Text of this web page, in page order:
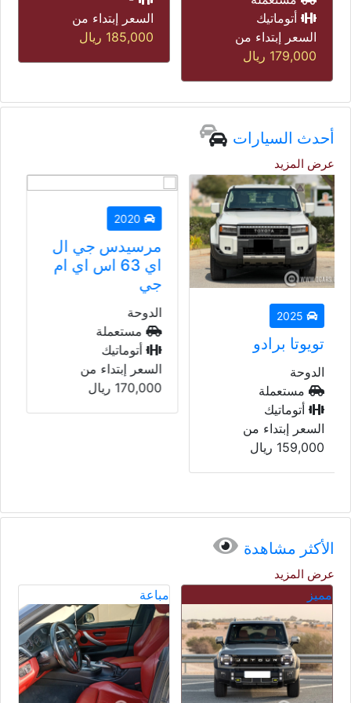
السعر إبتداء من
185,000 ريال
أتوماتيك
السعر إبتداء من
أحدث السيارات
عرض المزيد
2020
مرسيدس جي ال
اي 63 اس اي ام
جي
الدوحة
مستعملة
أتوماتيك
السعر إبتداء من
170,000 ريال
2023
الدوحة
مستعملة
الأكثر مشاهدة
عرض المزيد
مباعة مباعة